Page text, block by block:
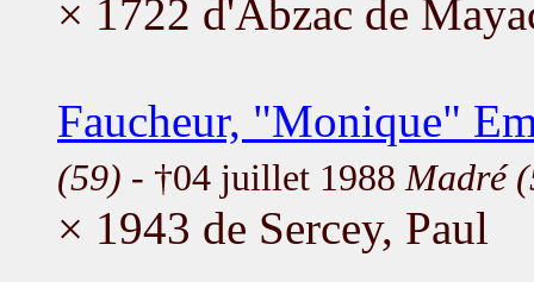
× 1722 d'Abzac de
Faucheur, "Monique"
(59) - †04 juillet 1988 Madré
× 1943 de Sercey, Paul